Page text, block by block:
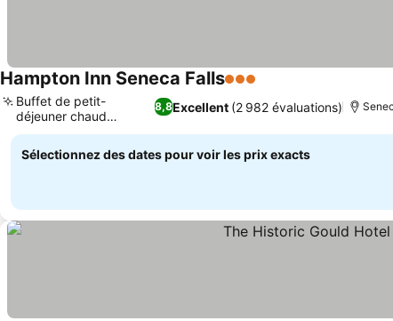
Hampton Inn Seneca Falls3 Étoiles
8,8Excellent (2 982 évaluations)
Buffet de petit-
déjeuner chaud
signature
Sélectionnez des dates pour voir les prix exacts